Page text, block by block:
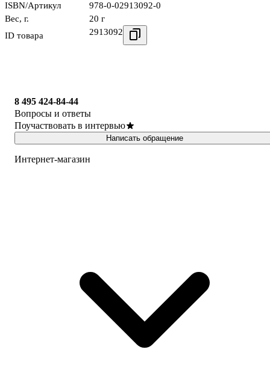
ISBN/Артикул
978-0-02913092-0
Вес, г.
20 г
ID товара
2913092
8 495 424-84-44
Вопросы и ответы
Поучаствовать в интервью
Написать обращение
Интернет-магазин